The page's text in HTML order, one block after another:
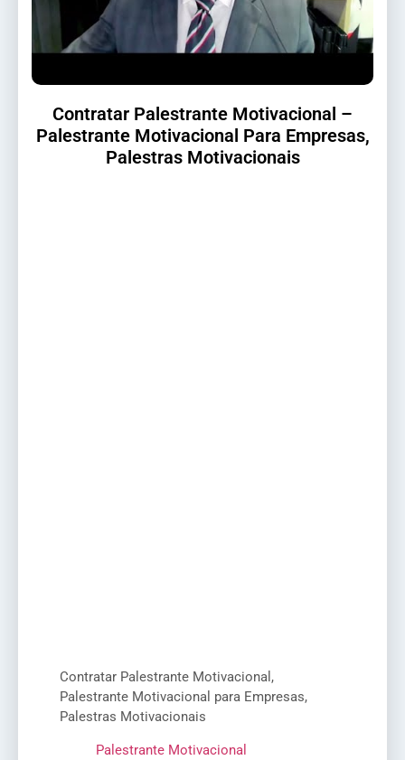
Contratar Palestrante Motivacional –
Palestrante Motivacional Para Empresas,
Palestras Motivacionais
Contratar Palestrante Motivacional,
Palestrante Motivacional para Empresas,
Palestras Motivacionais
Palestrante Motivacional